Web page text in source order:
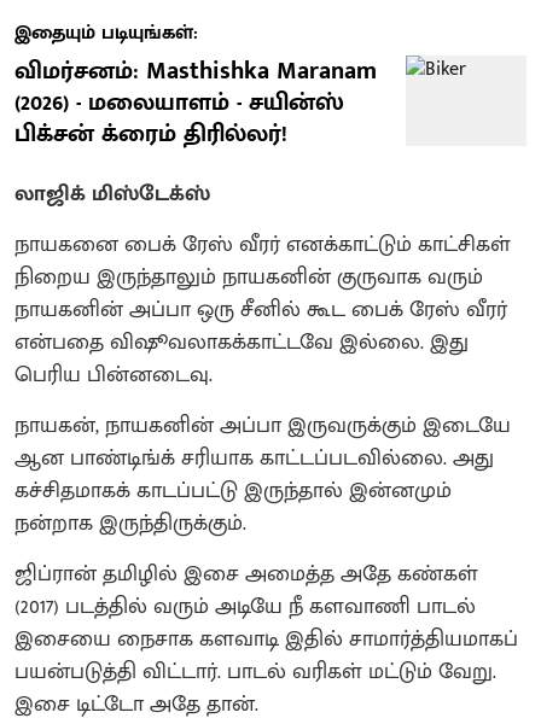
இதையும் படியுங்கள்:
விமர்சனம்: Masthishka Maranam
(2026) - மலையாளம் - சயின்ஸ்
பிக்சன் க்ரைம் திரில்லர்!
லாஜிக் மிஸ்டேக்ஸ்
நாயகனை பைக் ரேஸ் வீரர் எனக்காட்டும் காட்சிகள்
நிறைய இருந்தாலும் நாயகனின் குருவாக வரும்
நாயகனின் அப்பா ஒரு சீனில் கூட பைக் ரேஸ் வீரர்
என்பதை விஷூவலாகக்காட்டவே இல்லை. இது
பெரிய பின்னடைவு.
நாயகன், நாயகனின் அப்பா இருவருக்கும் இடையே
ஆன பாண்டிங்க் சரியாக காட்டப்படவில்லை. அது
கச்சிதமாகக் காடப்பட்டு இருந்தால் இன்னமும்
நன்றாக இருந்திருக்கும்.
ஜிப்ரான் தமிழில் இசை அமைத்த அதே கண்கள்
(2017) படத்தில் வரும் அடியே நீ களவாணி பாடல்
இசையை நைசாக களவாடி இதில் சாமார்த்தியமாகப்
பயன்படுத்தி விட்டார். பாடல் வரிகள் மட்டும் வேறு.
இசை டிட்டோ அதே தான்.